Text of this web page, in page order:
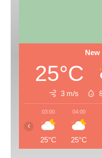
New
25°C
3 m/s
03:00
25°C
04:00
25°C
‹